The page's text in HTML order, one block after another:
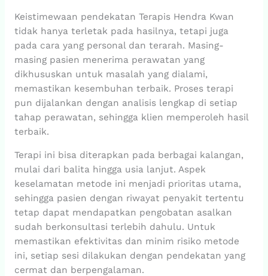
Keistimewaan pendekatan Terapis Hendra Kwan
tidak hanya terletak pada hasilnya, tetapi juga
pada cara yang personal dan terarah. Masing-
masing pasien menerima perawatan yang
dikhususkan untuk masalah yang dialami,
memastikan kesembuhan terbaik. Proses terapi
pun dijalankan dengan analisis lengkap di setiap
tahap perawatan, sehingga klien memperoleh hasil
terbaik.
Terapi ini bisa diterapkan pada berbagai kalangan,
mulai dari balita hingga usia lanjut. Aspek
keselamatan metode ini menjadi prioritas utama,
sehingga pasien dengan riwayat penyakit tertentu
tetap dapat mendapatkan pengobatan asalkan
sudah berkonsultasi terlebih dahulu. Untuk
memastikan efektivitas dan minim risiko metode
ini, setiap sesi dilakukan dengan pendekatan yang
cermat dan berpengalaman.